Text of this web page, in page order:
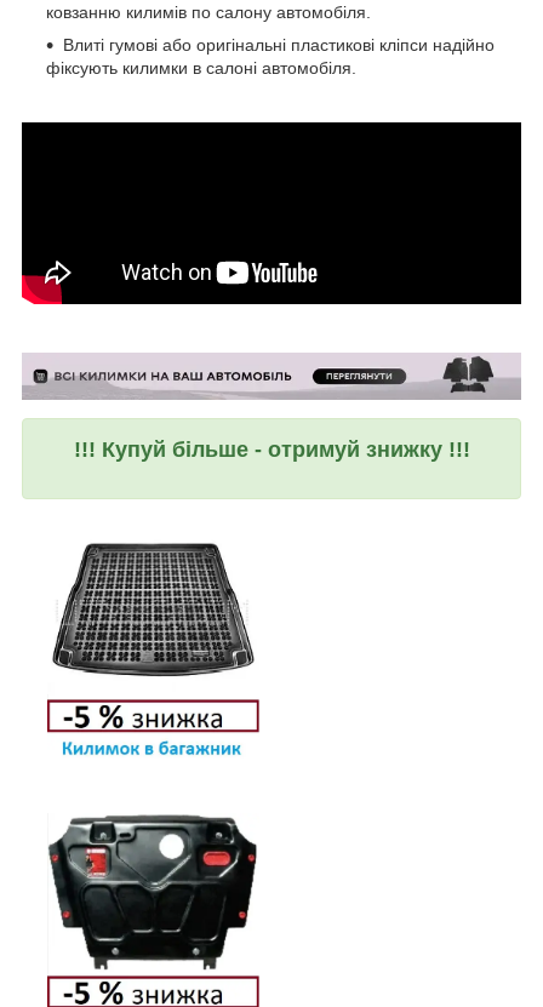
ковзанню килимів по салону автомобіля.
Влиті гумові або оригінальні пластикові кліпси надійно
фіксують килимки в салоні автомобіля.
!!! Купуй більше - отримуй знижку !!!